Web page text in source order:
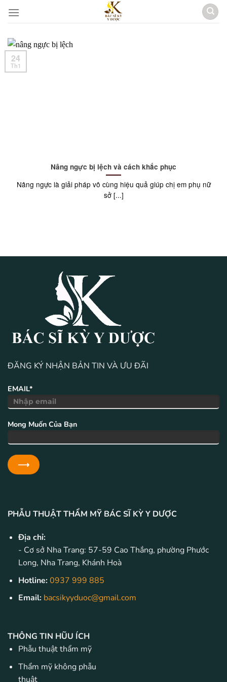
Nâng ngực bị lệch và cách khắc phục
Nâng ngực là giải pháp vô cùng hiệu quả giúp chị em phụ nữ
sở [...]
24
Th1
ĐĂNG KÝ NHẬN BẢN TIN VÀ ƯU ĐÃI
EMAIL*
Mong Muốn Của Bạn
PHẪU THUẬT THẨM MỸ BÁC SĨ KỲ Y DƯỢC
Địa chỉ:
- Cơ sở Nha Trang: 57-59 Cao Thắng, phường Phước
Long, Nha Trang, Khánh Hoà
Hotline:0937 999 885
Email: bacsikyyduoc@gmail.com
THÔNG TIN HŨU ÍCH
Phẫu thuật thẩm mỹ
Thẩm mỹ không phẫu
thuật